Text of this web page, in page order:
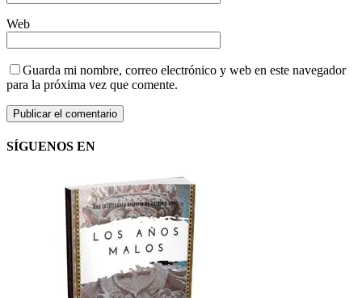
Web
Guarda mi nombre, correo electrónico y web en este navegador
para la próxima vez que comente.
SÍGUENOS EN